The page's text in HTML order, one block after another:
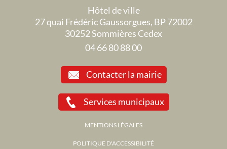
Hôtel de ville
27 quai Frédéric Gaussorgues, BP 72002
30252 Sommières Cedex
04 66 80 88 00
Contacter la mairie
Services municipaux
MENTIONS LÉGALES
POLITIQUE D'ACCESSIBILITÉ